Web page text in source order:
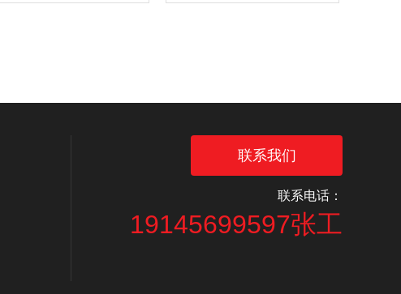
联系我们
联系电话：
19145699597张工